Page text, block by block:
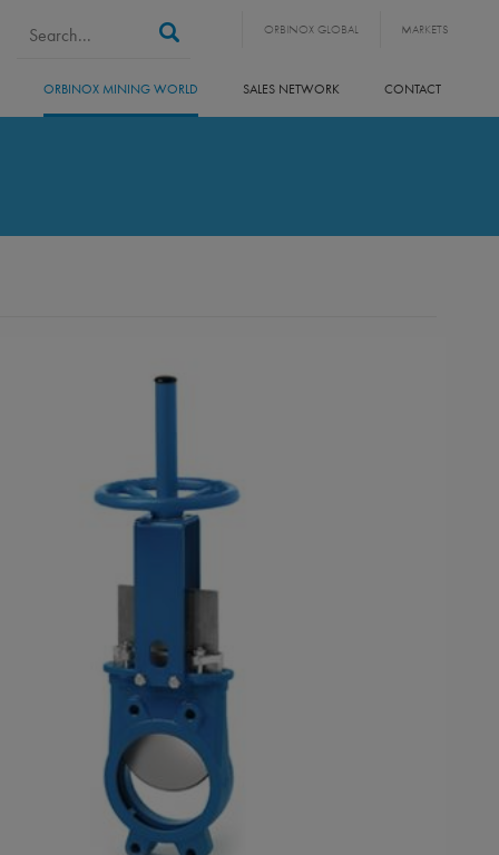
MARKETS
ORBINOX GLOBAL
Search form
Search
ORBINOX MINING WORLD SALES NETWORK CONTACT